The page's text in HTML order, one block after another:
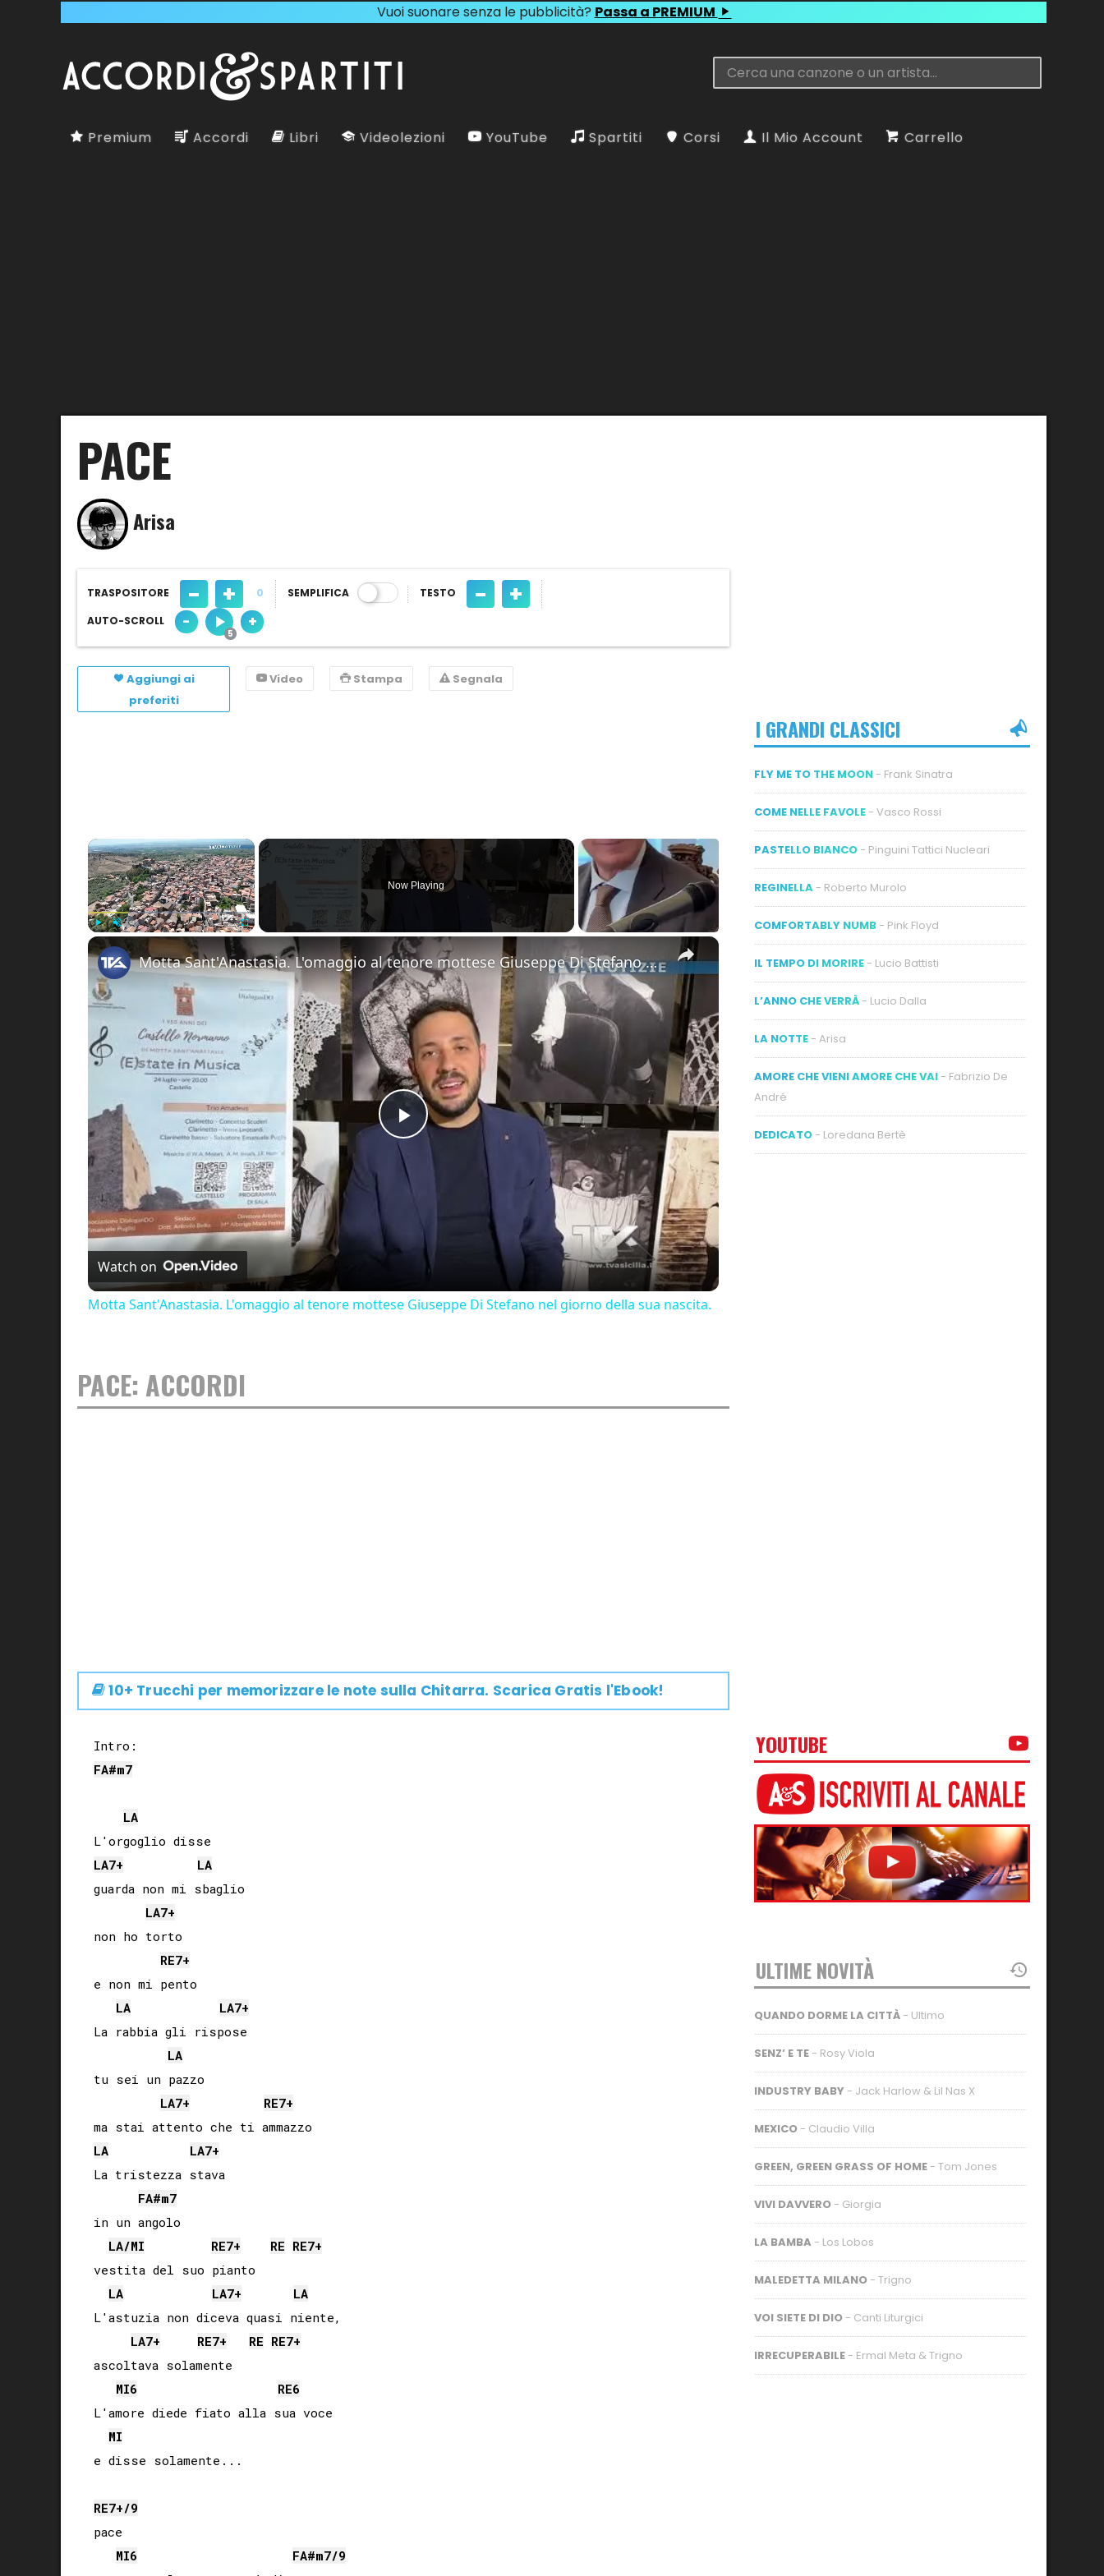
Vuoi suonare senza le pubblicità? Passa a PREMIUM
Premium Accordi Libri Videolezioni YouTube Spartiti Corsi Il Mio Account Carrello
PACE
Arisa
TRASPOSITORE - + 0 SEMPLIFICA TESTO - +
AUTO-SCROLL - +
Aggiungi ai
preferiti
Video Stampa Segnala
×
Play
Now Playing
×
Play
Video
Motta Sant'Anastasia. L'omaggio al tenore mottese Giuseppe Di Stefano nel giorno della sua nascita.
Watch on
Motta Sant'Anastasia. L'omaggio al tenore mottese Giuseppe Di Stefano nel giorno della sua nascita.
PACE: ACCORDI
10+ Trucchi per memorizzare le note sulla Chitarra. Scarica Gratis l'Ebook!
FA#m7
LA
LA7+
LA
guarda non mi sbaglio
LA7+
non ho torto
RE7+
e non mi pento
LA
LA7+
La rabbia gli rispose
LA
tu sei un pazzo
LA7+ RE7+
LA
LA7+
La tristezza stava
FA#m7
in un angolo
LA/MI RE7+ RE RE7+
vestita del suo pianto
LA
LA7+
LA
L'astuzia non diceva quasi niente,
LA7+ RE7+ RE RE7+
ascoltava solamente
MI6 RE6
L'amore diede fiato alla sua voce
MI
e disse solamente...
RE7+/9
pace
MI6 FA#m7/9
I GRANDI CLASSICI
FLY ME TO THE MOON - Frank Sinatra
COME NELLE FAVOLE - Vasco Rossi
PASTELLO BIANCO - Pinguini Tattici Nucleari
REGINELLA - Roberto Murolo
COMFORTABLY NUMB - Pink Floyd
IL TEMPO DI MORIRE - Lucio Battisti
L’ANNO CHE VERRÀ - Lucio Dalla
LA NOTTE - Arisa
AMORE CHE VIENI AMORE CHE VAI - Fabrizio De
André
DEDICATO - Loredana Bertè
YOUTUBE
ULTIME NOVITÀ
QUANDO DORME LA CITTÀ - Ultimo
SENZ’ E TE - Rosy Viola
INDUSTRY BABY - Jack Harlow & Lil Nas X
MEXICO - Claudio Villa
GREEN, GREEN GRASS OF HOME - Tom Jones
VIVI DAVVERO - Giorgia
LA BAMBA - Los Lobos
MALEDETTA MILANO - Trigno
VOI SIETE DI DIO - Canti Liturgici
IRRECUPERABILE - Ermal Meta & Trigno